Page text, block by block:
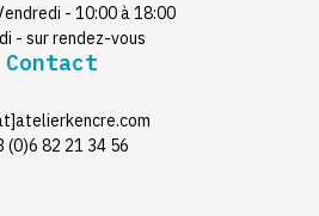
- 10:00 à 18:00
- sur rendez-vous
Contact
(0)6 82 21 34 56